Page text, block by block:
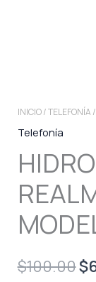
INICIO/TELEFONÍA
Telefonía
$100.00$